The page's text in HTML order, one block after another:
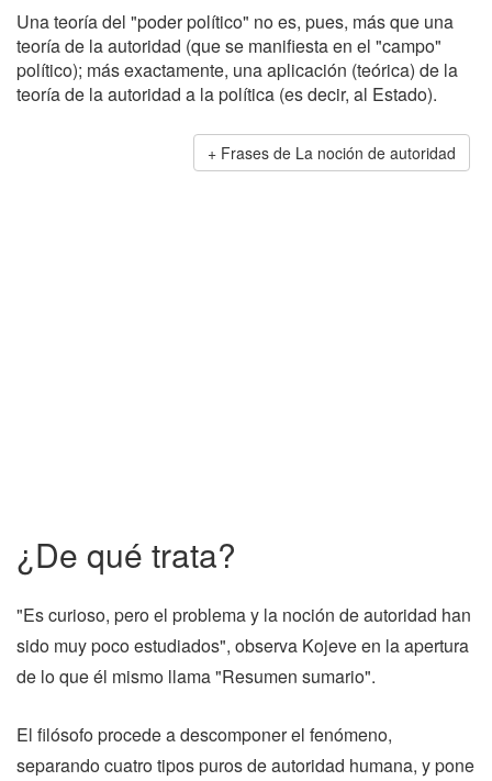
Una teoría del "poder político" no es, pues, más que una
teoría de la autoridad (que se manifiesta en el "campo"
político); más exactamente, una aplicación (teórica) de la
teoría de la autoridad a la política (es decir, al Estado).
Frases de La noción de autoridad
¿De qué trata?
"Es curioso, pero el problema y la noción de autoridad han
sido muy poco estudiados", observa Kojeve en la apertura
de lo que él mismo llama "Resumen sumario".
El filósofo procede a descomponer el fenómeno,
separando cuatro tipos puros de autoridad humana, y pone